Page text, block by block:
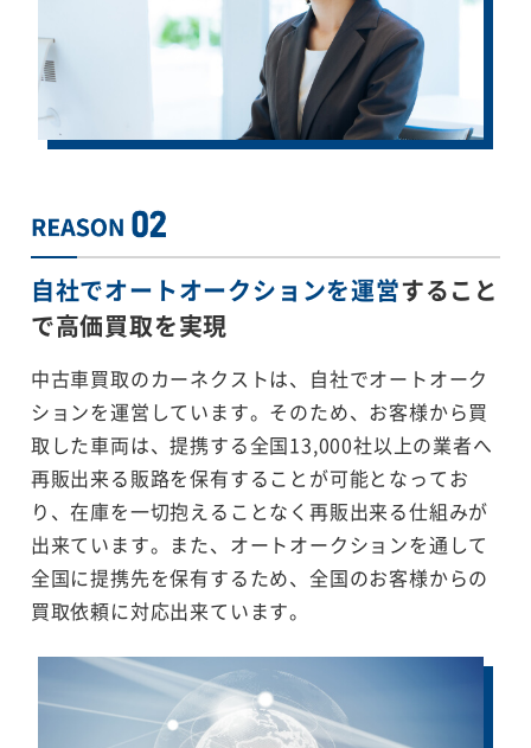
自社でオートオークションを運営すること
で高価買取を実現
中古車買取のカーネクストは、自社でオートオーク
ションを運営しています。そのため、お客様から買
取した車両は、提携する全国13,000社以上の業者へ
再販出来る販路を保有することが可能となってお
り、在庫を一切抱えることなく再販出来る仕組みが
出来ています。また、オートオークションを通して
全国に提携先を保有するため、全国のお客様からの
買取依頼に対応出来ています。